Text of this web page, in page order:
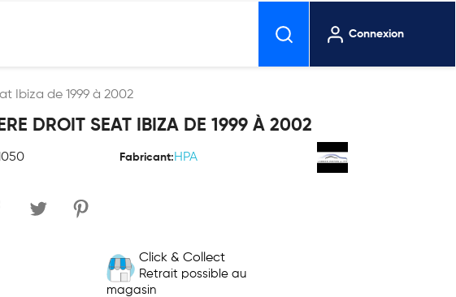
Connexion
Ibiza de 1999 à 2002
DROIT SEAT IBIZA DE 1999 À 2002
Fabricant: HPA
Click & Collect
Retrait possible au
magasin